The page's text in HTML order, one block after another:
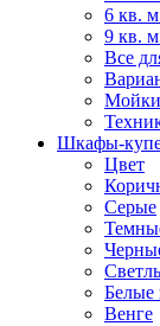
6 кв.
9 кв.
Все
Мойки
Шкафы-
Цвет
Серые
Белые
Венге